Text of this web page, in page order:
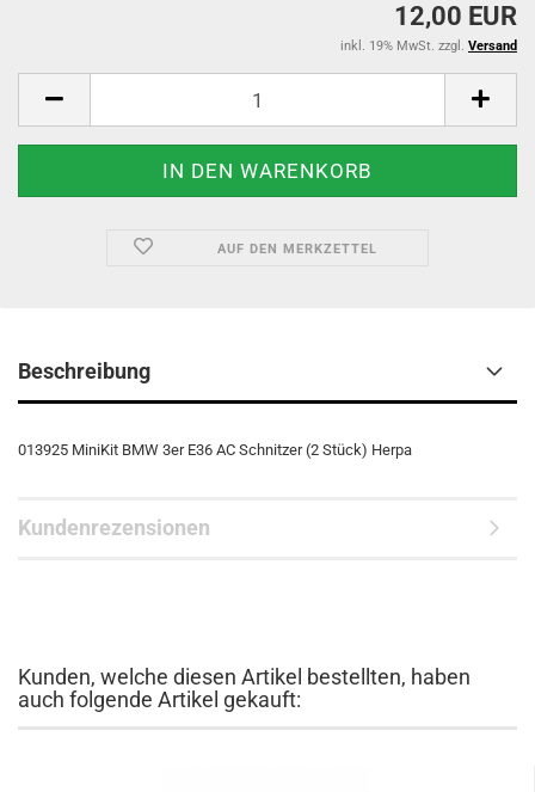
12,00 EUR
inkl. 19% MwSt. zzgl. Versand
AUF DEN MERKZETTEL
Beschreibung
013925 MiniKit BMW 3er E36 AC Schnitzer (2 Stück) Herpa
Kundenrezensionen
Kunden, welche diesen Artikel bestellten, haben
auch folgende Artikel gekauft: